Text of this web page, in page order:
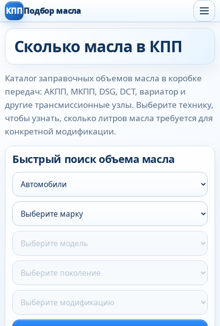
КПППодбор масла
Сколько масла в КПП
Каталог заправочных объемов масла в коробке
передач: АКПП, МКПП, DSG, DCT, вариатор и
другие трансмиссионные узлы. Выберите технику,
чтобы узнать, сколько литров масла требуется для
конкретной модификации.
Быстрый поиск объема масла